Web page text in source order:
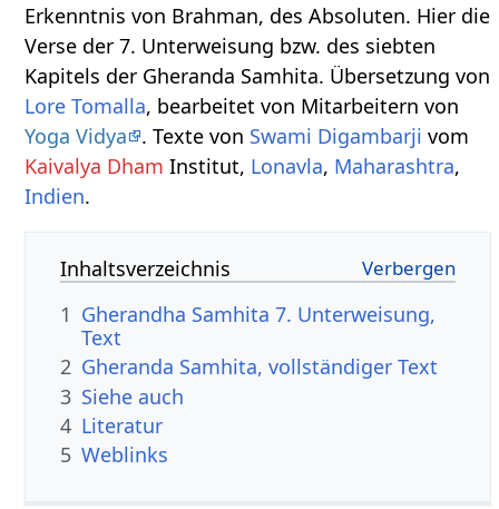
Erkenntnis von Brahman, des Absoluten. Hier die
Verse der 7. Unterweisung bzw. des siebten
Kapitels der Gheranda Samhita. Übersetzung von
Lore Tomalla, bearbeitet von Mitarbeitern von
Yoga Vidya
. Texte von Swami Digambarji vom
Kaivalya Dham Institut, Lonavla, Maharashtra,
Indien.
Inhaltsverzeichnis
1 Gherandha Samhita 7. Unterweisung,
Text
2 Gheranda Samhita, vollständiger Text
3 Siehe auch
4 Literatur
5 Weblinks